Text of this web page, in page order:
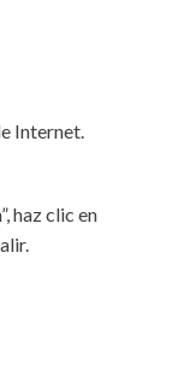
Internet.
haz clic en